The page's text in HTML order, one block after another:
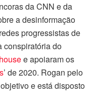
da CNN e da
a desinformação
progressistas de
conspiratória do
e apoiaram os
’ de 2020. Rogan pelo
e está disposto